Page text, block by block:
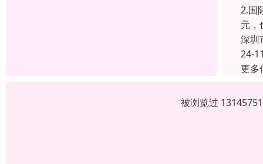
2.国
元，
深圳
24-
更多
被浏览过